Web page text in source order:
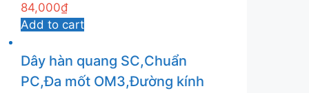
84,000₫
Add to cart
Dây hàn quang SC,Chuẩn
PC,Đa mốt OM3,Đường kính